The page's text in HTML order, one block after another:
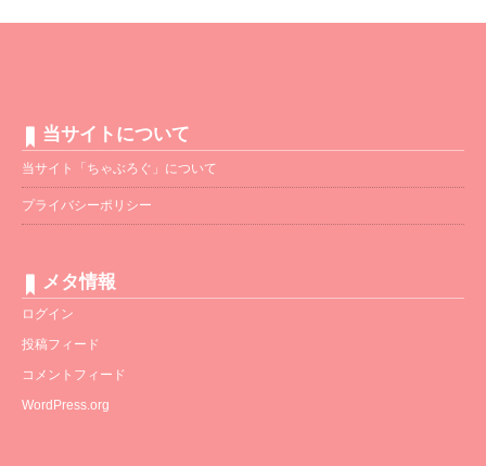
当サイトについて
当サイト「ちゃぶろぐ」について
プライバシーポリシー
メタ情報
ログイン
投稿フィード
コメントフィード
WordPress.org